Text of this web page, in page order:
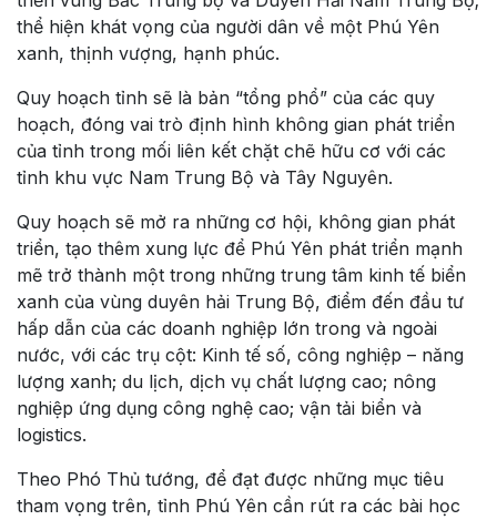
thể hiện khát vọng của người dân về một Phú Yên
xanh, thịnh vượng, hạnh phúc.
Quy hoạch tỉnh sẽ là bản “tổng phổ” của các quy
hoạch, đóng vai trò định hình không gian phát triển
của tỉnh trong mối liên kết chặt chẽ hữu cơ với các
tỉnh khu vực Nam Trung Bộ và Tây Nguyên.
Quy hoạch sẽ mở ra những cơ hội, không gian phát
triển, tạo thêm xung lực để Phú Yên phát triển mạnh
mẽ trở thành một trong những trung tâm kinh tế biển
xanh của vùng duyên hải Trung Bộ, điểm đến đầu tư
hấp dẫn của các doanh nghiệp lớn trong và ngoài
nước, với các trụ cột: Kinh tế số, công nghiệp – năng
lượng xanh; du lịch, dịch vụ chất lượng cao; nông
nghiệp ứng dụng công nghệ cao; vận tải biển và
logistics.
Theo Phó Thủ tướng, để đạt được những mục tiêu
tham vọng trên, tỉnh Phú Yên cần rút ra các bài học